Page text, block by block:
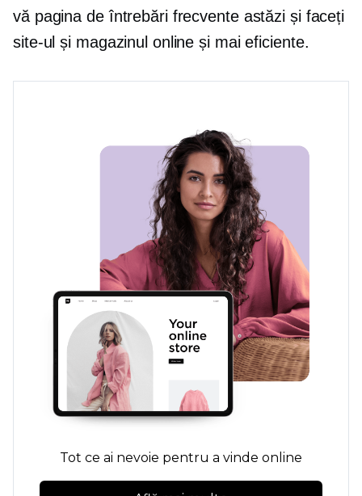
vă pagina de întrebări frecvente astăzi și faceți
site-ul și magazinul online și mai eficiente.
Tot ce ai nevoie pentru a vinde online